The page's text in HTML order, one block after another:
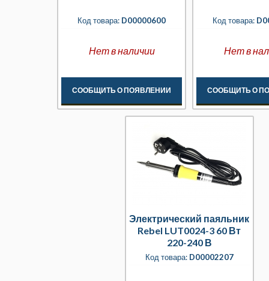
Код товара: D00000600
Нет в наличии
СООБЩИТЬ О ПОЯВЛЕНИИ
Код товара:
Нет в
СООБЩИТЬ О
Электрический паяльник
Rebel LUT0024-3 60 Вт
220-240 В
Код товара:D00002207